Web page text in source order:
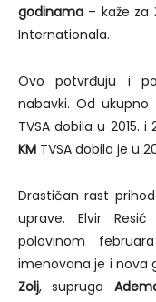
godinama – kaže za
Internationala.
Ovo potvrđuju i
nabavki. Od ukupno
TVSA dobila u 2015.
KM TVSA dobila je u
Drastičan rast
uprave. Elvir
polovinom
imenovana je i nova
Zolj, supruga